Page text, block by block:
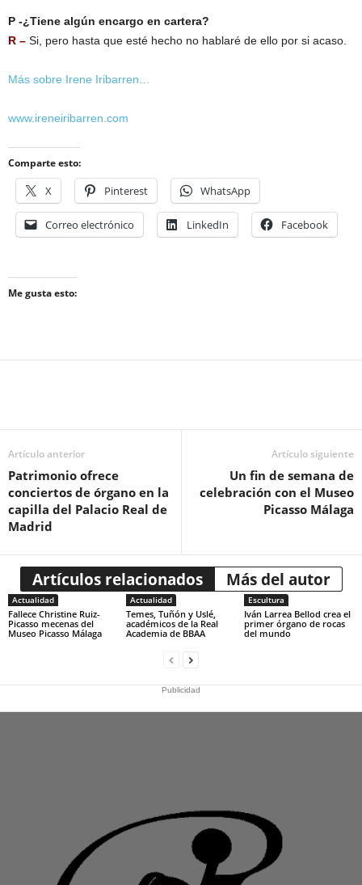
P -¿Tiene algún encargo en cartera?
R – Si, pero hasta que esté hecho no hablaré de ello por si acaso.
Más sobre Irene Iribarren…
www.ireneiribarren.com
Comparte esto:
X Pinterest WhatsApp
Correo electrónico LinkedIn Facebook
Me gusta esto:
Artículo anterior
Patrimonio ofrece
conciertos de órgano en la
capilla del Palacio Real de
Madrid
Artículo siguiente
Un fin de semana de
celebración con el Museo
Picasso Málaga
Artículos relacionados Más del autor
Actualidad
Fallece Christine Ruiz-
Picasso mecenas del
Museo Picasso Málaga
Actualidad
Temes, Tuñón y Uslé,
académicos de la Real
Academia de BBAA
Escultura
Iván Larrea Bellod crea el
primer órgano de rocas
del mundo
Publicidad